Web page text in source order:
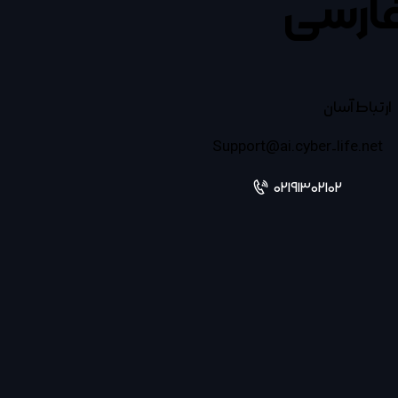
ارتباط آسان
Support@ai.cyber-life.net
02191302102